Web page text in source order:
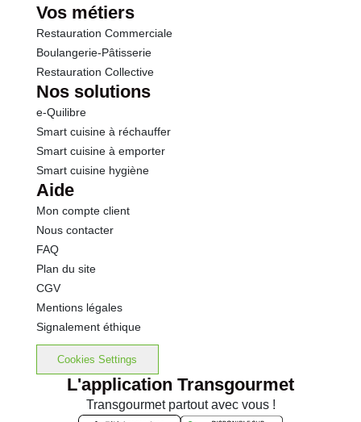
Vos métiers
Restauration Commerciale
Boulangerie-Pâtisserie
Restauration Collective
Nos solutions
e-Quilibre
Smart cuisine à réchauffer
Smart cuisine à emporter
Smart cuisine hygiène
Aide
Mon compte client
Nous contacter
FAQ
Plan du site
CGV
Mentions légales
Signalement éthique
Cookies Settings
L'application Transgourmet
Transgourmet partout avec vous !